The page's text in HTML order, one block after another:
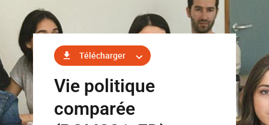
Télécharger
Vie politique
comparée